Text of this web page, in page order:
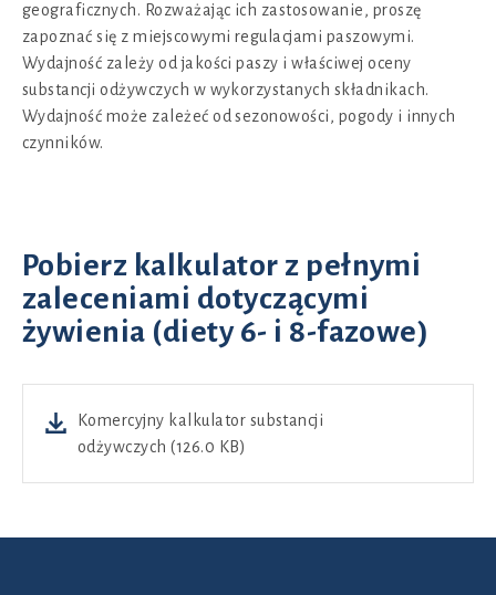
geograficznych. Rozważając ich zastosowanie, proszę
zapoznać się z miejscowymi regulacjami paszowymi.
Wydajność zależy od jakości paszy i właściwej oceny
substancji odżywczych w wykorzystanych składnikach.
Wydajność może zależeć od sezonowości, pogody i innych
czynników.
Pobierz kalkulator z pełnymi
zaleceniami dotyczącymi
żywienia (diety 6- i 8-fazowe)
Komercyjny kalkulator substancji
odżywczych (126.0 KB)